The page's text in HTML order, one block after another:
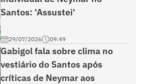
Santos: 'Assustei'
29/07/2026 09:49
Gabigol fala sobre clima no
vestiário do Santos após
críticas de Neymar aos